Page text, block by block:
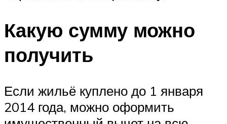
Какую сумму можно
получить
Если жильё куплено до 1 января
2014 года, можно оформить